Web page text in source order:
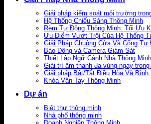
Giải pháp kiểm soát môi trường
Hệ Thống Chiếu Sáng Thông Minh
Rèm Tự Động Thông Minh: Tối Ưu
Ưu Điểm Vượt Trội Của Hệ Thống
Giải Pháp Chuông Cửa Và Cổng Tự
Báo Động và Camera Giám Sát
Thiết Lập Ngữ Cảnh Nhà Thông
Giải trí âm thanh đa vùng ngay
Giải pháp Bật/Tắt Điều Hòa Và
Khóa Vân Tay Thông Minh
Dự án
Biệt thự thông minh
Nhà phố thông minh